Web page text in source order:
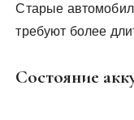
Старые
требуют более
Состояние